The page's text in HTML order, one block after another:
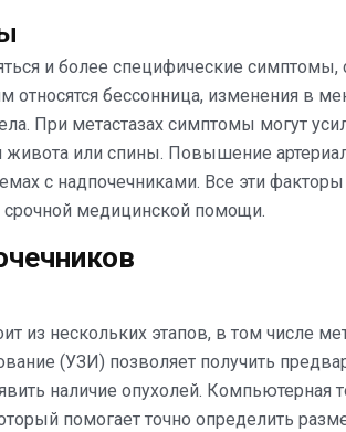
и более специфические симптомы,
бессонница, изменения в
При метастазах симптомы могут
или спины. Повышение
с надпочечниками. Все эти
срочной медицинской помощи.
из нескольких этапов, в том числе
(УЗИ) позволяет получить
наличие опухолей. Компьютерная
помогает точно определить